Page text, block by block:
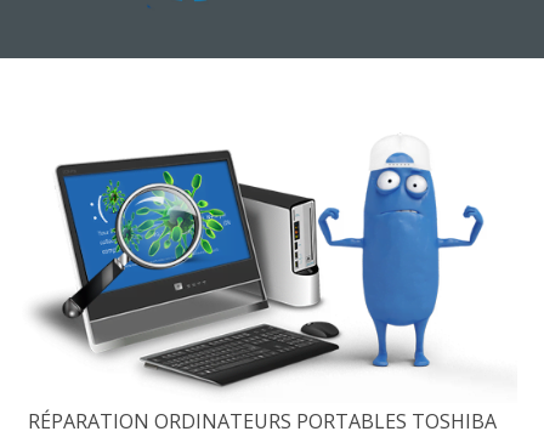
RÉPARATION ORDINATEURS PORTABLES TOSHIBA